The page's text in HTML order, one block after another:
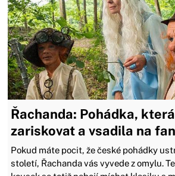
Řachanda: Pohádka,
zariskovat a vsadila na
Pokud máte pocit, že české pohádky
století, Řachanda vás vyvede z omylu.